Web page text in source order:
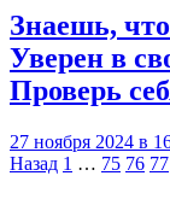
Знаешь, что
Уверен в
Проверь
27 ноября 2024 в
Навигация
Назад 1 … 75 76 77